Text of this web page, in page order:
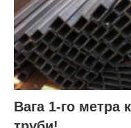
Вага 1-го метра